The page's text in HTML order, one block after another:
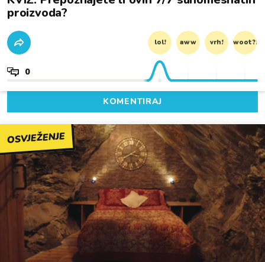
proizvoda?
lol! aww vrh! woot?!
0
KOMENTIRAJ
OSVJEŽENJE